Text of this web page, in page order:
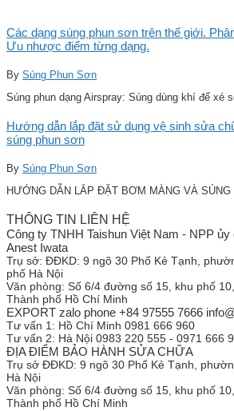
Các dạng súng phun sơn trên thế giới.
Ưu nhược điểm từng dạng.
By Súng Phun Sơn
Súng phun dạng Airspray: Súng dùng khí để xé
Hướng dẫn lắp đặt sử dụng vệ sinh sửa
súng phun sơn
By Súng Phun Sơn
HƯỚNG DẪN LẮP ĐẶT BƠM MÀNG VÀ
THÔNG TIN LIÊN HỆ
Công ty TNHH Taishun Việt Nam - NPP
Anest Iwata
Trụ sở: ĐĐKD: 9 ngõ 30 Phố Kẻ Tạnh,
phố Hà Nội
Văn phòng: Số 6/4 đường số 15, khu phố
Thành phố Hồ Chí Minh
EXPORT zalo phone +84 97555 7666
Tư vấn 1: Hồ Chí Minh 0981 666 960
Tư vấn 2: Hà Nội 0983 220 555 - 0971 666
ĐỊA ĐIỂM BẢO HÀNH SỬA CHỮA
Trụ sở ĐĐKD: 9 ngõ 30 Phố Kẻ Tạnh,
Hà Nội
Văn phòng: Số 6/4 đường số 15, khu phố
Thành phố Hồ Chí Minh